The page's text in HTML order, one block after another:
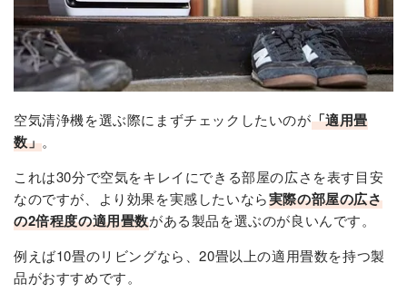
空気清浄機を選ぶ際にまずチェックしたいのが「適用畳
数」。
これは30分で空気をキレイにできる部屋の広さを表す目安
なのですが、より効果を実感したいなら実際の部屋の広さ
の2倍程度の適用畳数がある製品を選ぶのが良いんです。
例えば10畳のリビングなら、20畳以上の適用畳数を持つ製
品がおすすめです。